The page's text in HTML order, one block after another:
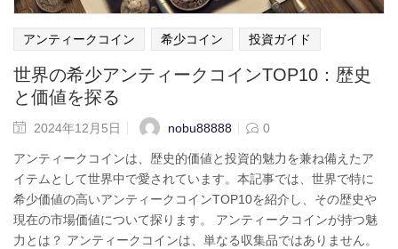
アンティークコイン 希少コイン 投資ガイド
世界の希少アンティークコインTOP10：歴史
と価値を探る
2024年12月5日 nobu88888 0
アンティークコインは、歴史的価値と投資的魅力を兼ね備えたア
イテムとして世界中で愛されています。本記事では、世界で特に
希少価値の高いアンティークコインTOP10を紹介し、その歴史や
現在の市場価値について探ります。 アンティークコインが持つ魅
力とは？ アンティークコインは、単なる収集品ではありません。